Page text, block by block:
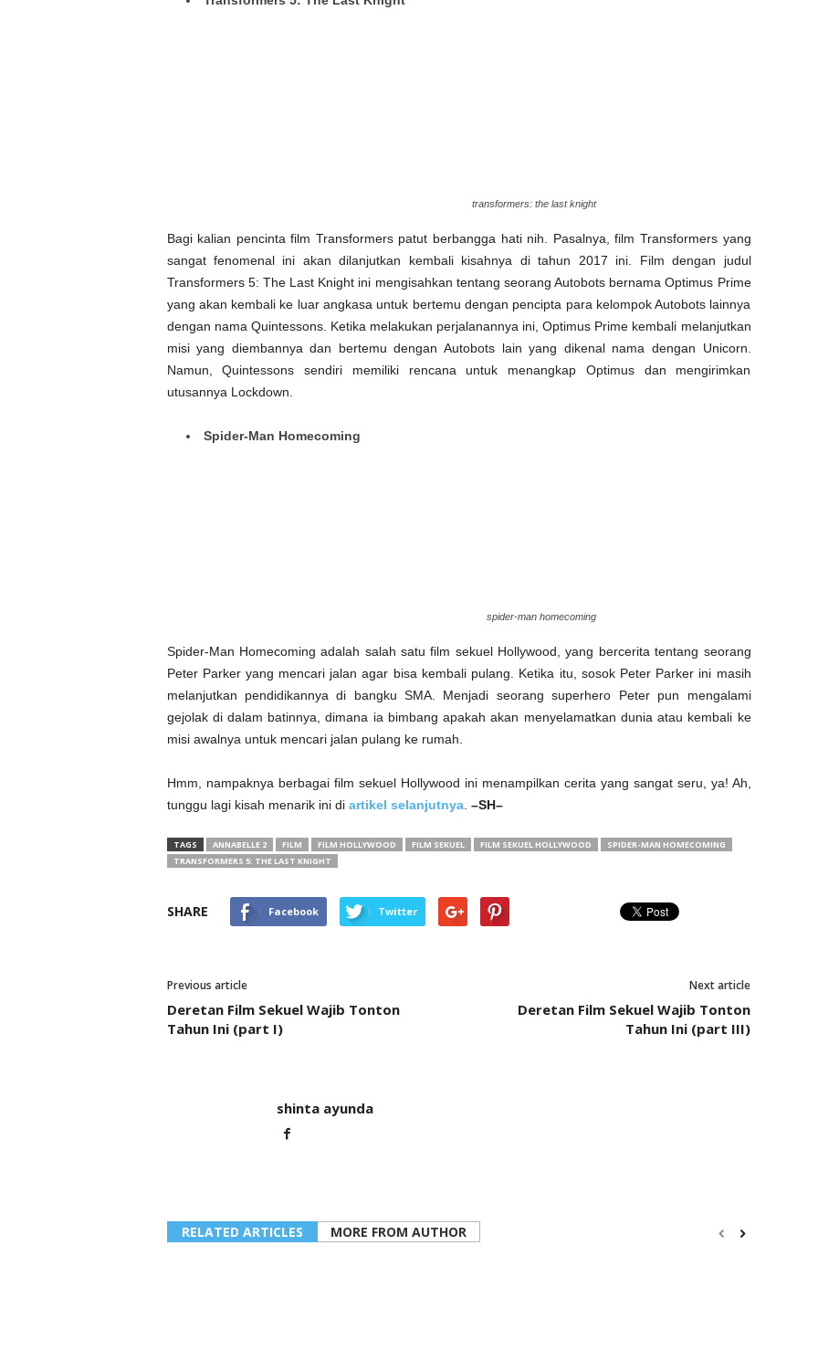
transformers: the last knight
Bagi kalian pencinta film Transformers patut berbangga hati nih. Pasalnya, film Transformers yang
sangat fenomenal ini akan dilanjutkan kembali kisahnya di tahun 2017 ini. Film dengan judul
Transformers 5: The Last Knight ini mengisahkan tentang seorang Autobots bernama Optimus Prime
yang akan kembali ke luar angkasa untuk bertemu dengan pencipta para kelompok Autobots lainnya
dengan nama Quintessons. Ketika melakukan perjalanannya ini, Optimus Prime kembali melanjutkan
misi yang diembannya dan bertemu dengan Autobots lain yang dikenal nama dengan Unicorn.
Namun, Quintessons sendiri memiliki rencana untuk menangkap Optimus dan mengirimkan
utusannya Lockdown.
Spider-Man Homecoming
spider-man homecoming
Spider-Man Homecoming adalah salah satu film sekuel Hollywood, yang bercerita tentang seorang
Peter Parker yang mencari jalan agar bisa kembali pulang. Ketika itu, sosok Peter Parker ini masih
melanjutkan pendidikannya di bangku SMA. Menjadi seorang superhero Peter pun mengalami
gejolak di dalam batinnya, dimana ia bimbang apakah akan menyelamatkan dunia atau kembali ke
misi awalnya untuk mencari jalan pulang ke rumah.
Hmm, nampaknya berbagai film sekuel Hollywood ini menampilkan cerita yang sangat seru, ya! Ah,
tunggu lagi kisah menarik ini di artikel selanjutnya. –SH–
TAGS ANNABELLE 2 FILM FILM HOLLYWOOD FILM SEKUEL FILM SEKUEL HOLLYWOOD
SPIDER-MAN HOMECOMING
TRANSFORMERS 5: THE LAST KNIGHT
SHARE Facebook Twitter
Previous article
Deretan Film Sekuel Wajib Tonton
Tahun Ini (part I)
Next article
Deretan Film Sekuel Wajib Tonton
Tahun Ini (part III)
shinta ayunda
RELATED ARTICLES MORE FROM AUTHOR